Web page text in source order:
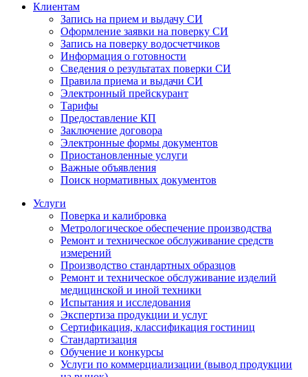
Клиентам
Запись на прием и выдачу СИ
Оформление заявки на поверку СИ
Запись на поверку водосчетчиков
Информация о готовности
Сведения о результатах поверки СИ
Правила приема и выдачи СИ
Электронный прейскурант
Тарифы
Предоставление КП
Заключение договора
Электронные формы документов
Приостановленные услуги
Важные объявления
Поиск нормативных документов
Услуги
Поверка и калибровка
Метрологическое обеспечение производства
Ремонт и техническое обслуживание средств
измерений
Производство стандартных образцов
Ремонт и техническое обслуживание изделий
медицинской и иной техники
Испытания и исследования
Экспертиза продукции и услуг
Сертификация, классификация гостиниц
Стандартизация
Обучение и конкурсы
Услуги по коммерциализации (вывод продукции